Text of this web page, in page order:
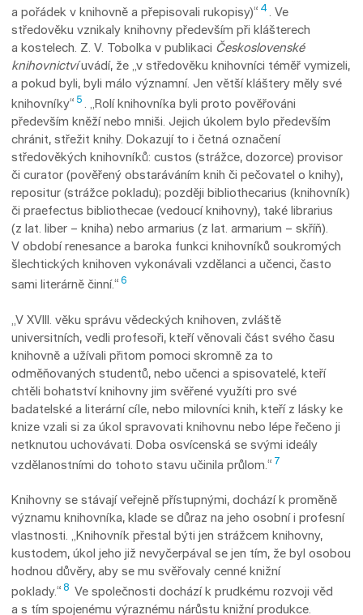
a pořádek v knihovně a přepisovali rukopisy)“ 4 . Ve
středověku vznikaly knihovny především při klášterech
a kostelech. Z. V. Tobolka v publikaci Československé
knihovnictvíuvádí, že „v středověku knihovníci téměř vymizeli,
a pokud byli, byli málo významní. Jen větší kláštery měly své
knihovníky“ 5 . „Rolí knihovníka byli proto pověřováni
především kněží nebo mniši. Jejich úkolem bylo především
chránit, střežit knihy. Dokazují to i četná označení
středověkých knihovníků: custos (strážce, dozorce) provisor
či curator (pověřený obstaráváním knih či pečovatel o kni­hy),
repositur (strážce pokladu); později bibliothecarius (knihovník)
či praefectus bib­liothecae (vedoucí knihovny), také librarius
(z lat. liber – kniha) nebo armarius (z lat. armarium – skříň).
V období renesance a baroka funkci knihovníků soukromých
šlechtických knihoven vykonávali vzdělanci a učenci, často
sami literárně činní.“ 6
„V XVIII. věku správu vědeckých knihoven, zvláště
universitních, vedli profesoři, kteří věnovali část svého času
knihovně a užívali přitom pomoci skromně za to
odměňovaných studentů, nebo učenci a spisovatelé, kteří
chtěli bohatství knihovny jim svěřené využíti pro své
badatelské a literární cíle, nebo milovníci knih, kteří z lásky ke
knize vzali si za úkol spravovati knihovnu nebo lépe řečeno ji
netknutou uchovávati. Doba osvícenská se svými ideály
vzdělanostními do tohoto stavu učinila průlom.“ 7
Knihovny se stávají veřejně přístupnými, dochází k proměně
významu knihovníka, klade se důraz na jeho osobní i profesní
vlastnosti. „Knihovník přestal býti jen strážcem knihovny,
kustodem, úkol jeho již nevyčerpával se jen tím, že byl osobou
hodnou důvěry, aby se mu svě­řovaly cenné knižní
poklady.“ 8 Ve společnosti dochází k prudkému rozvoji věd
a s tím spo­jené­mu výraznému nárůstu knižní produkce.